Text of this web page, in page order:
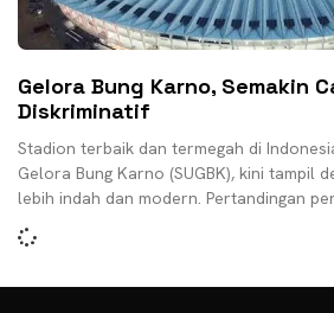
Gelora Bung Karno, Semakin
Diskriminatif
Stadion terbaik dan termegah di
Gelora Bung Karno (SUGBK), kini tampil
lebih indah dan modern. Pertandingan